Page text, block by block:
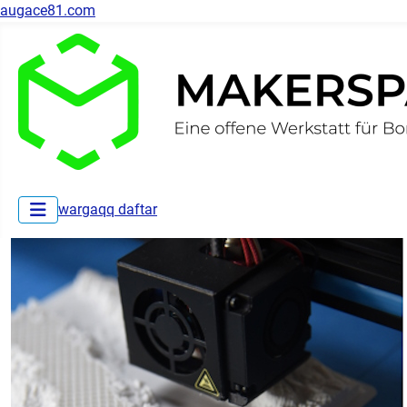
augace81.com
wargaqq daftar